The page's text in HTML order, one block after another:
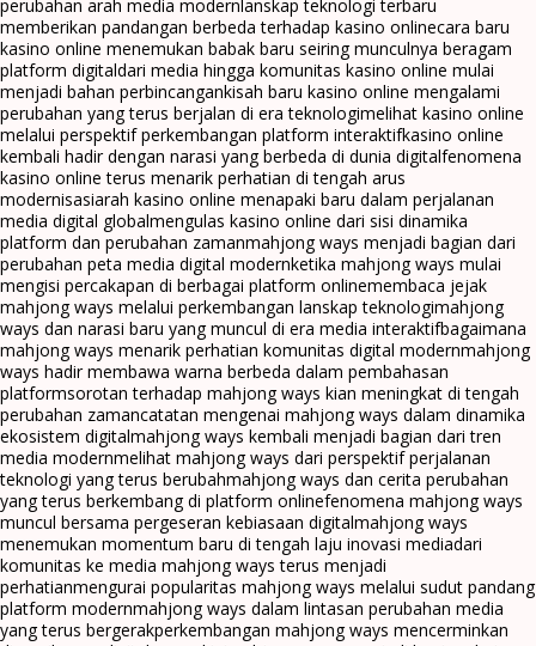
perubahan arah media modernlanskap teknologi terbaru
memberikan pandangan berbeda terhadap kasino onlinecara baru
kasino online menemukan babak baru seiring munculnya beragam
platform digitaldari media hingga komunitas kasino online mulai
menjadi bahan perbincangankisah baru kasino online mengalami
perubahan yang terus berjalan di era teknologimelihat kasino online
melalui perspektif perkembangan platform interaktifkasino online
kembali hadir dengan narasi yang berbeda di dunia digitalfenomena
kasino online terus menarik perhatian di tengah arus
modernisasiarah kasino online menapaki baru dalam perjalanan
media digital globalmengulas kasino online dari sisi dinamika
platform dan perubahan zamanmahjong ways menjadi bagian dari
perubahan peta media digital modernketika mahjong ways mulai
mengisi percakapan di berbagai platform onlinemembaca jejak
mahjong ways melalui perkembangan lanskap teknologimahjong
ways dan narasi baru yang muncul di era media interaktifbagaimana
mahjong ways menarik perhatian komunitas digital modernmahjong
ways hadir membawa warna berbeda dalam pembahasan
platformsorotan terhadap mahjong ways kian meningkat di tengah
perubahan zamancatatan mengenai mahjong ways dalam dinamika
ekosistem digitalmahjong ways kembali menjadi bagian dari tren
media modernmelihat mahjong ways dari perspektif perjalanan
teknologi yang terus berubahmahjong ways dan cerita perubahan
yang terus berkembang di platform onlinefenomena mahjong ways
muncul bersama pergeseran kebiasaan digitalmahjong ways
menemukan momentum baru di tengah laju inovasi mediadari
komunitas ke media mahjong ways terus menjadi
perhatianmengurai popularitas mahjong ways melalui sudut pandang
platform modernmahjong ways dalam lintasan perubahan media
yang terus bergerakperkembangan mahjong ways mencerminkan